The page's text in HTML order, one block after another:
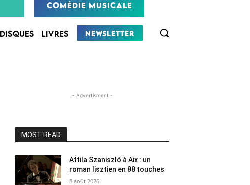
COMÉDIE MUSICALE
DISQUES LIVRES NEWSLETTER
- Advertisment -
MOST READ
Attila Szaniszló à Aix : un
roman lisztien en 88 touches
8 août 2026